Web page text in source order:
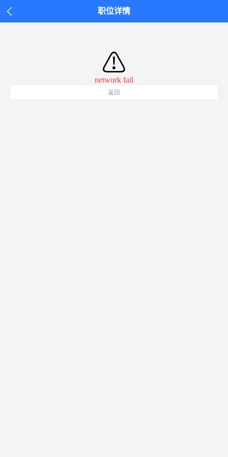
职位详情
⚠
network fail
返回